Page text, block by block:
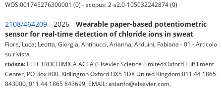
WOS:001745276300001 (0) - scopus: 2-s2.0-105032242874 (0)
2108/464209 - 2026 - Wearable paper-based potentiometric
sensor for real-time detection of chloride ions in sweat
Fiore, Luca; Leotta, Giorgia; Antinucci, Arianna; Arduini, Fabiana - 01 - Articolo
su rivista
rivista: ELECTROCHIMICA ACTA (Elsevier Science Limited:Oxford Fulfillment
Center, PO Box 800, Kidlington Oxford OX5 1DX United Kingdom:011 44 1865
843000, 011 44 1865 843699, EMAIL: asianfo@elsevier.com,